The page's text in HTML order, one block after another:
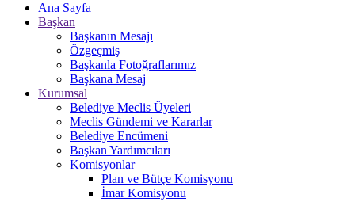
Ana Sayfa
Başkan
Başkanın Mesajı
Özgeçmiş
Başkanla Fotoğraflarımız
Başkana Mesaj
Kurumsal
Belediye Meclis Üyeleri
Meclis Gündemi ve Kararlar
Belediye Encümeni
Başkan Yardımcıları
Komisyonlar
Plan ve Bütçe Komisyonu
İmar Komisyonu